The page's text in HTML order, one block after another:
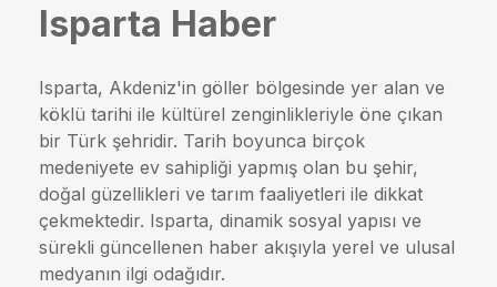
Isparta Haber
Isparta, Akdeniz'in göller bölgesinde yer alan ve
köklü tarihi ile kültürel zenginlikleriyle öne çıkan
bir Türk şehridir. Tarih boyunca birçok
medeniyete ev sahipliği yapmış olan bu şehir,
doğal güzellikleri ve tarım faaliyetleri ile dikkat
çekmektedir. Isparta, dinamik sosyal yapısı ve
sürekli güncellenen haber akışıyla yerel ve ulusal
medyanın ilgi odağıdır.